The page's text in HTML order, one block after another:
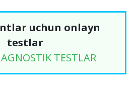
uchun onlayn
testlar
TESTLAR